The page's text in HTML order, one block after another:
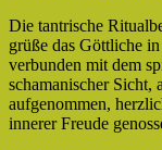
Die tantrische
grüße das Göttliche
verbunden mit dem
schamanischer Sicht,
aufgenommen,
innerer Freude